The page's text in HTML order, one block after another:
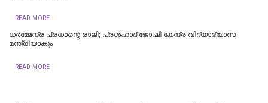
READ MORE
ധര്‍മ്മേന്ദ്ര പ്രധാന്റെ രാജി; പ്രള്‍ഹാദ് ജോഷി കേന്ദ്ര വിദ്യാഭ്യാസ
മന്ത്രിയാകും
READ MORE